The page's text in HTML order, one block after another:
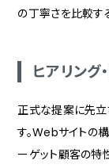
の丁寧さを比較す
ヒアリング
正式な提案に先立
す。Webサイトの
ーゲット顧客の特